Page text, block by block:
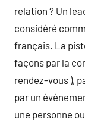
relation ? Un
considéré
français. La
façons par la
rendez-vous ),
par un
une personne